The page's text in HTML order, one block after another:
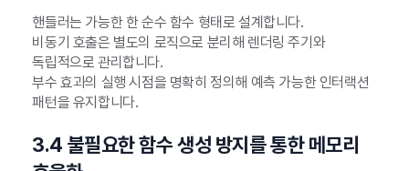
핸들러는 가능한 한 순수 함수 형태로 설계합니다.
비동기 호출은 별도의 로직으로 분리해 렌더링 주기와
독립적으로 관리합니다.
부수 효과의 실행 시점을 명확히 정의해 예측 가능한 인터랙션
패턴을 유지합니다.
3.4 불필요한 함수 생성 방지를 통한 메모리